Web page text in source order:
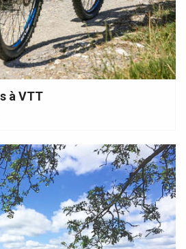
à VTT